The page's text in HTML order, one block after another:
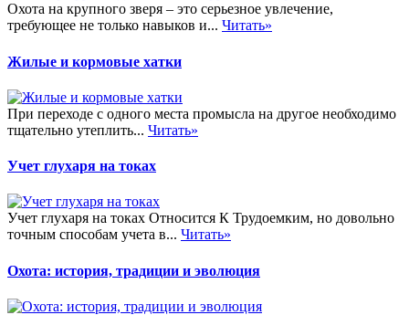
Охота на крупного зверя – это серьезное увлечение,
требующее не только навыков и... Читать»
Жилые и кормовые хатки
При переходе с одного места промысла на другое необходимо
тщательно утеплить... Читать»
Учет глухаря на токах
Учет глухаря на токах Относится К Трудоемким, но довольно
точным способам учета в... Читать»
Охота: история, традиции и эволюция